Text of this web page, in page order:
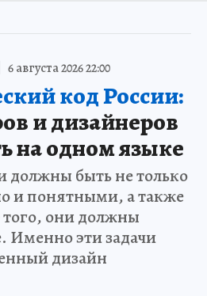
6 августа 2026 22:00
код России:
и дизайнеров
на одном языке
должны быть не только
и понятными, а также
они должны
Именно эти задачи
дизайн